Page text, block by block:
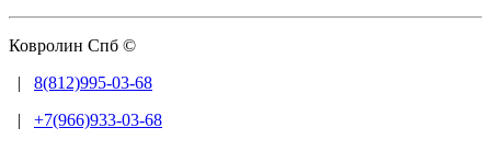
Ковролин Спб ©
| 8(812)995-03-68
| +7(966)933-03-68